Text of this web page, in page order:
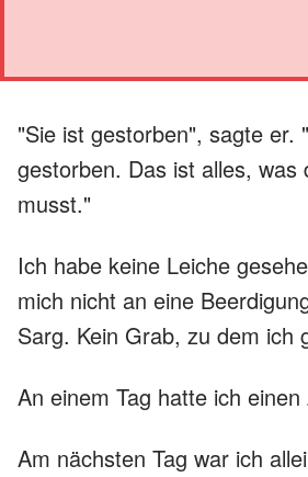
"Sie ist gestorben", sagte er.
gestorben. Das ist alles, was
musst."
Ich habe keine Leiche
mich nicht an eine
Sarg. Kein Grab, zu dem ich
An einem Tag hatte ich einen
Am nächsten Tag war ich